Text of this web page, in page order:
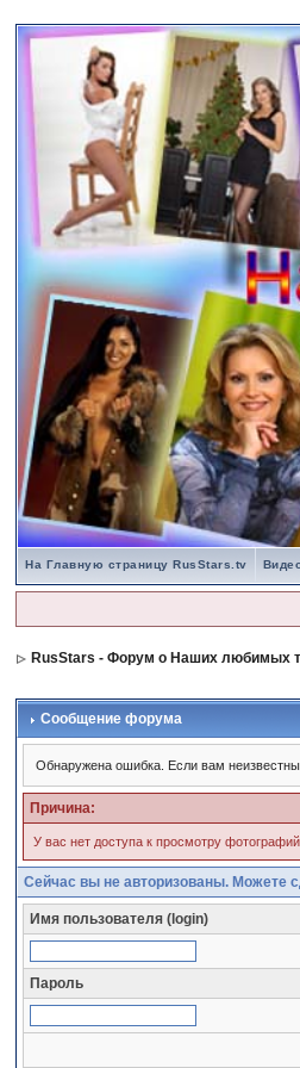
На Главную страницу RusStars.tv
RusStars - Форум о Наших любимых
Сообщение форума
Обнаружена ошибка. Если вам
Причина:
У вас нет доступа к просмотру
Сейчас вы не авторизованы. Можете
Имя пользователя (login)
Пароль